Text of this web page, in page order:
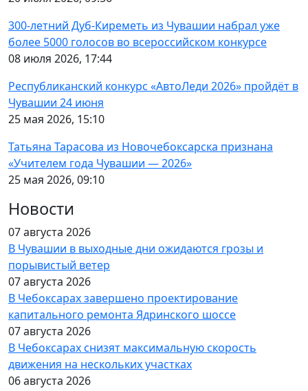
300-летний Дуб-Киреметь из Чувашии набрал уже
более 5000 голосов во всероссийском конкурсе
08 июля 2026, 17:44
Республиканский конкурс «АвтоЛеди 2026» пройдёт в
Чувашии 24 июня
25 мая 2026, 15:10
Татьяна Тарасова из Новочебоксарска признана
«Учителем года Чувашии — 2026»
25 мая 2026, 09:10
Новости
07 августа 2026
В Чувашии в выходные дни ожидаются грозы и
порывистый ветер
07 августа 2026
В Чебоксарах завершено проектирование
капитального ремонта Ядринского шоссе
07 августа 2026
В Чебоксарах снизят максимальную скорость
движения на нескольких участках
06 августа 2026